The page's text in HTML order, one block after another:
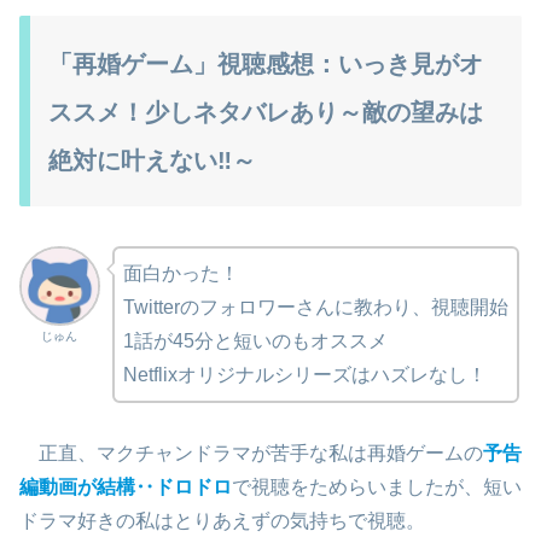
「再婚ゲーム」視聴感想：いっき見がオ
ススメ！少しネタバレあり～敵の望みは
絶対に叶えない‼～
じゅん
面白かった！
Twitterのフォロワーさんに教わり、視聴開始
1話が45分と短いのもオススメ
Netflixオリジナルシリーズはハズレなし！
正直、マクチャンドラマが苦手な私は再婚ゲームの予告
編動画が結構‥ドロドロで視聴をためらいましたが、短い
ドラマ好きの私はとりあえずの気持ちで視聴。